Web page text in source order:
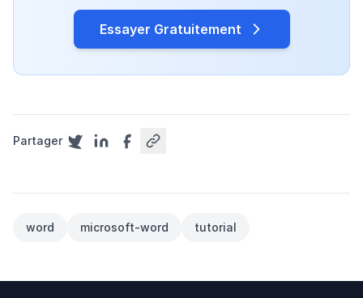
Essayer Gratuitement
Partager
word microsoft-word tutorial